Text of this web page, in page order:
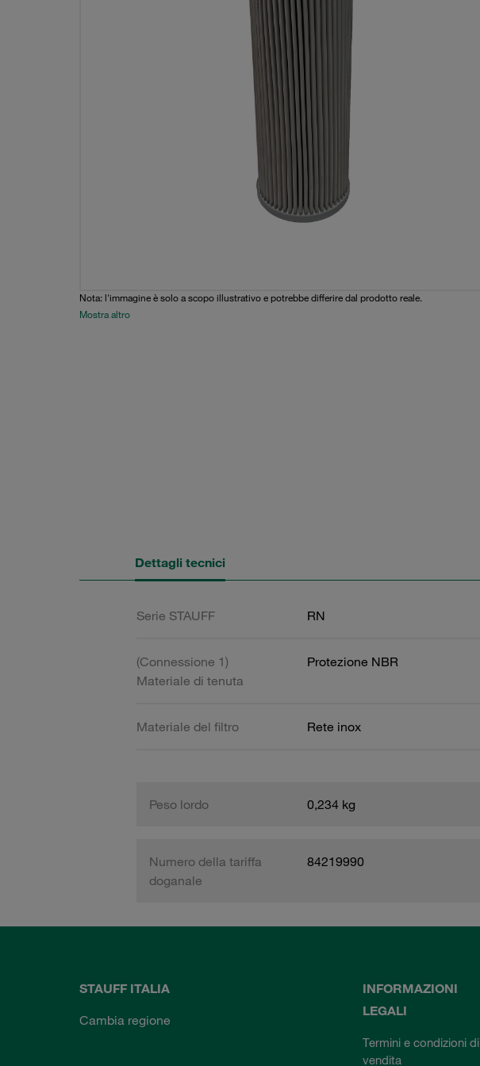
Nota: l'immagine è solo a scopo illustrativo e potrebbe differire dal prodotto reale.
Mostra altro
Dettagli tecnici
Serie STAUFF RN
(Connessione 1)
Materiale di tenuta
Protezione NBR
Materiale del filtro Rete inox
Peso lordo 0,234 kg
Numero della tariffa
doganale
84219990
STAUFF ITALIA
Cambia regione
INFORMAZIONI
LEGALI
Termini e condizioni di
vendita